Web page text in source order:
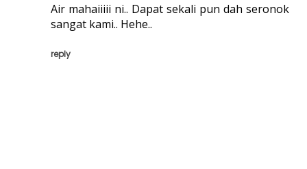
Air mahaiiiii ni.. Dapat sekali pun dah seronok
sangat kami.. Hehe..
reply